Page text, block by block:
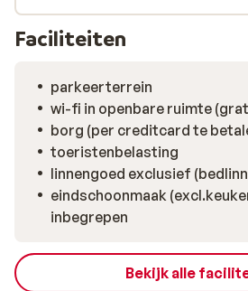
Faciliteiten
parkeerterrein
wi-fi in openbare ruimte
borg (per creditcard te
toeristenbelasting
linnengoed exclusief
eindschoonmaak
inbegrepen
Bekijk alle